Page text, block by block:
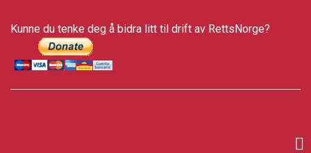
Kunne du tenke deg å bidra litt til drift av RettsNorge?
Last
updated
5 years ago